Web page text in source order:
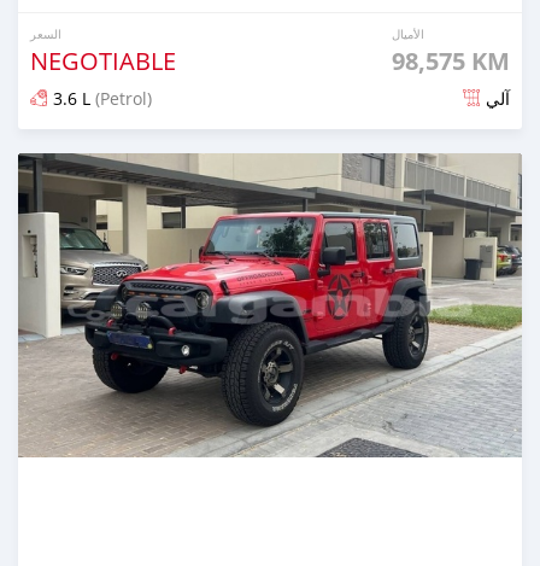
السعر
NEGOTIABLE
الأميال
98,575 KM
3.6 L (Petrol) آلي
تم النشر منذ أكثر من سنة مضت